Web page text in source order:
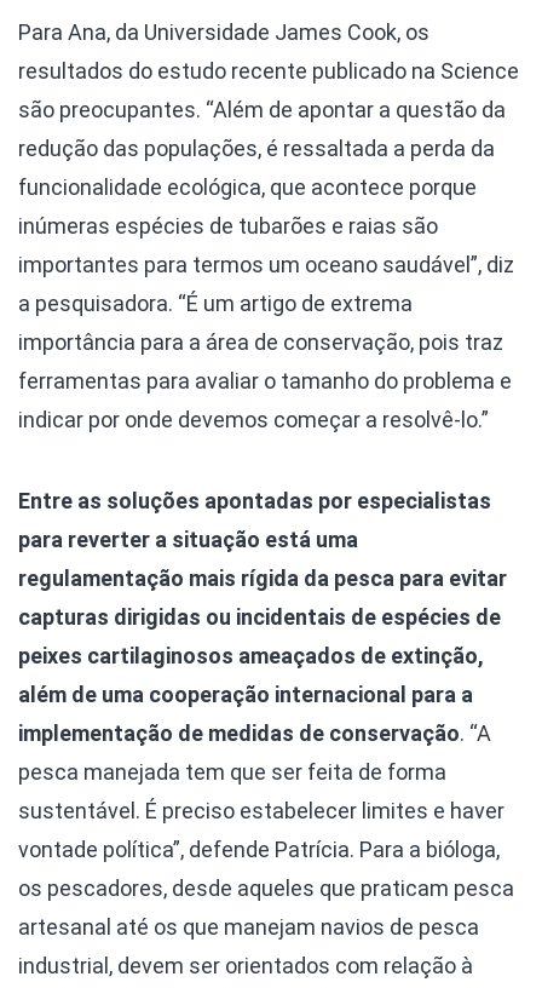
Para Ana, da Universidade James Cook, os
resultados do estudo recente publicado na Science
são preocupantes. “Além de apontar a questão da
redução das populações, é ressaltada a perda da
funcionalidade ecológica, que acontece porque
inúmeras espécies de tubarões e raias são
importantes para termos um oceano saudável”, diz
a pesquisadora. “É um artigo de extrema
importância para a área de conservação, pois traz
ferramentas para avaliar o tamanho do problema e
indicar por onde devemos começar a resolvê-lo.”
Entre as soluções apontadas por especialistas
para reverter a situação está uma
regulamentação mais rígida da pesca para evitar
capturas dirigidas ou incidentais de espécies de
peixes cartilaginosos ameaçados de extinção,
além de uma cooperação internacional para a
implementação de medidas de conservação. “A
pesca manejada tem que ser feita de forma
sustentável. É preciso estabelecer limites e haver
vontade política”, defende Patrícia. Para a bióloga,
os pescadores, desde aqueles que praticam pesca
artesanal até os que manejam navios de pesca
industrial, devem ser orientados com relação à